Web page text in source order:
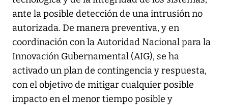
ante la posible detección de una intrusión no
autorizada. De manera preventiva, y en
coordinación con la Autoridad Nacional para la
Innovación Gubernamental (AIG), se ha
activado un plan de contingencia y respuesta,
con el objetivo de mitigar cualquier posible
impacto en el menor tiempo posible y